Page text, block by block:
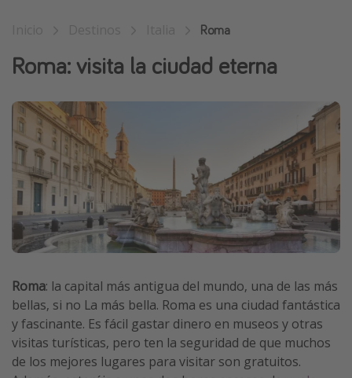
Vacaciones de Playa
Escapadas románticas
Más temas
Trabajar en el extranjero
Cruceros por el Mediterráneo
Hoteles más hot de España
Parques de atracciones
Viaja con musicales
El Rey León el musical
Harry Potter en Londres y otros destinos
Roma
Roma: visita la ciudad eterna
Roma: la capital más antigua del mundo, una de las más
bellas, si no La más bella. Roma es una ciudad fantástica
y fascinante. Es fácil gastar dinero en museos y otras
visitas turísticas, pero ten la seguridad de que muchos
de los mejores lugares para visitar son gratuitos.